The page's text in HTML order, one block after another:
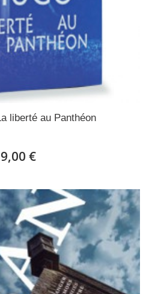
liberté au Panthéon
€